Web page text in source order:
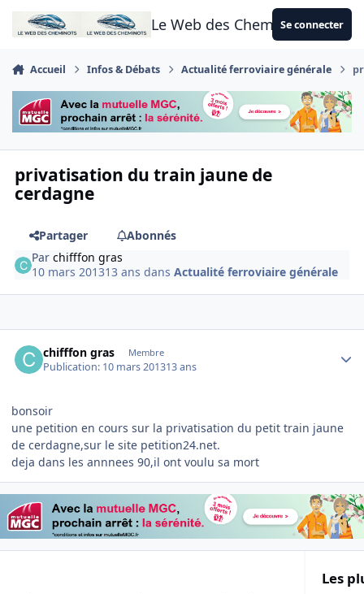
Aller au contenu
Le Web des CheminotsSe connecter
Accueil Infos & Débats Actualité ferroviaire générale
privatisation du train jaune de
cerdagne
Partager
Abonnés
Parchifffon gras
10 mars 201313 ans dansActualité ferroviaire générale
chifffon gras Membre
Publication: 10 mars 201313 ans
bonsoir
une petition en cours sur la privatisation du petit train jaune
de cerdagne,sur le site petition24.net.
deja dans les annnees 90,il ont voulu sa mort
Les